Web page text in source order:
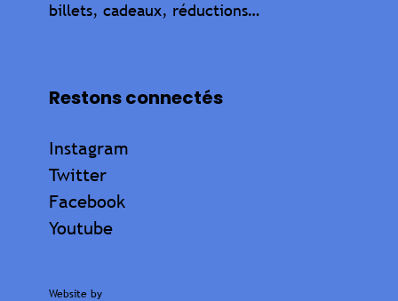
billets, cadeaux, réductions…
Restons connectés
Instagram
Twitter
Facebook
Youtube
Website by